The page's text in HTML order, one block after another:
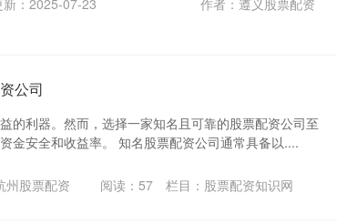
新：2025-07-23
作者：遵义股票配资
公司
的利器。然而，选择一家知名且可靠的股票配资公司至
金安全和收益率。 知名股票配资公司通常具备以....
州股票配资 阅读：57 栏目： 股票配资知识网